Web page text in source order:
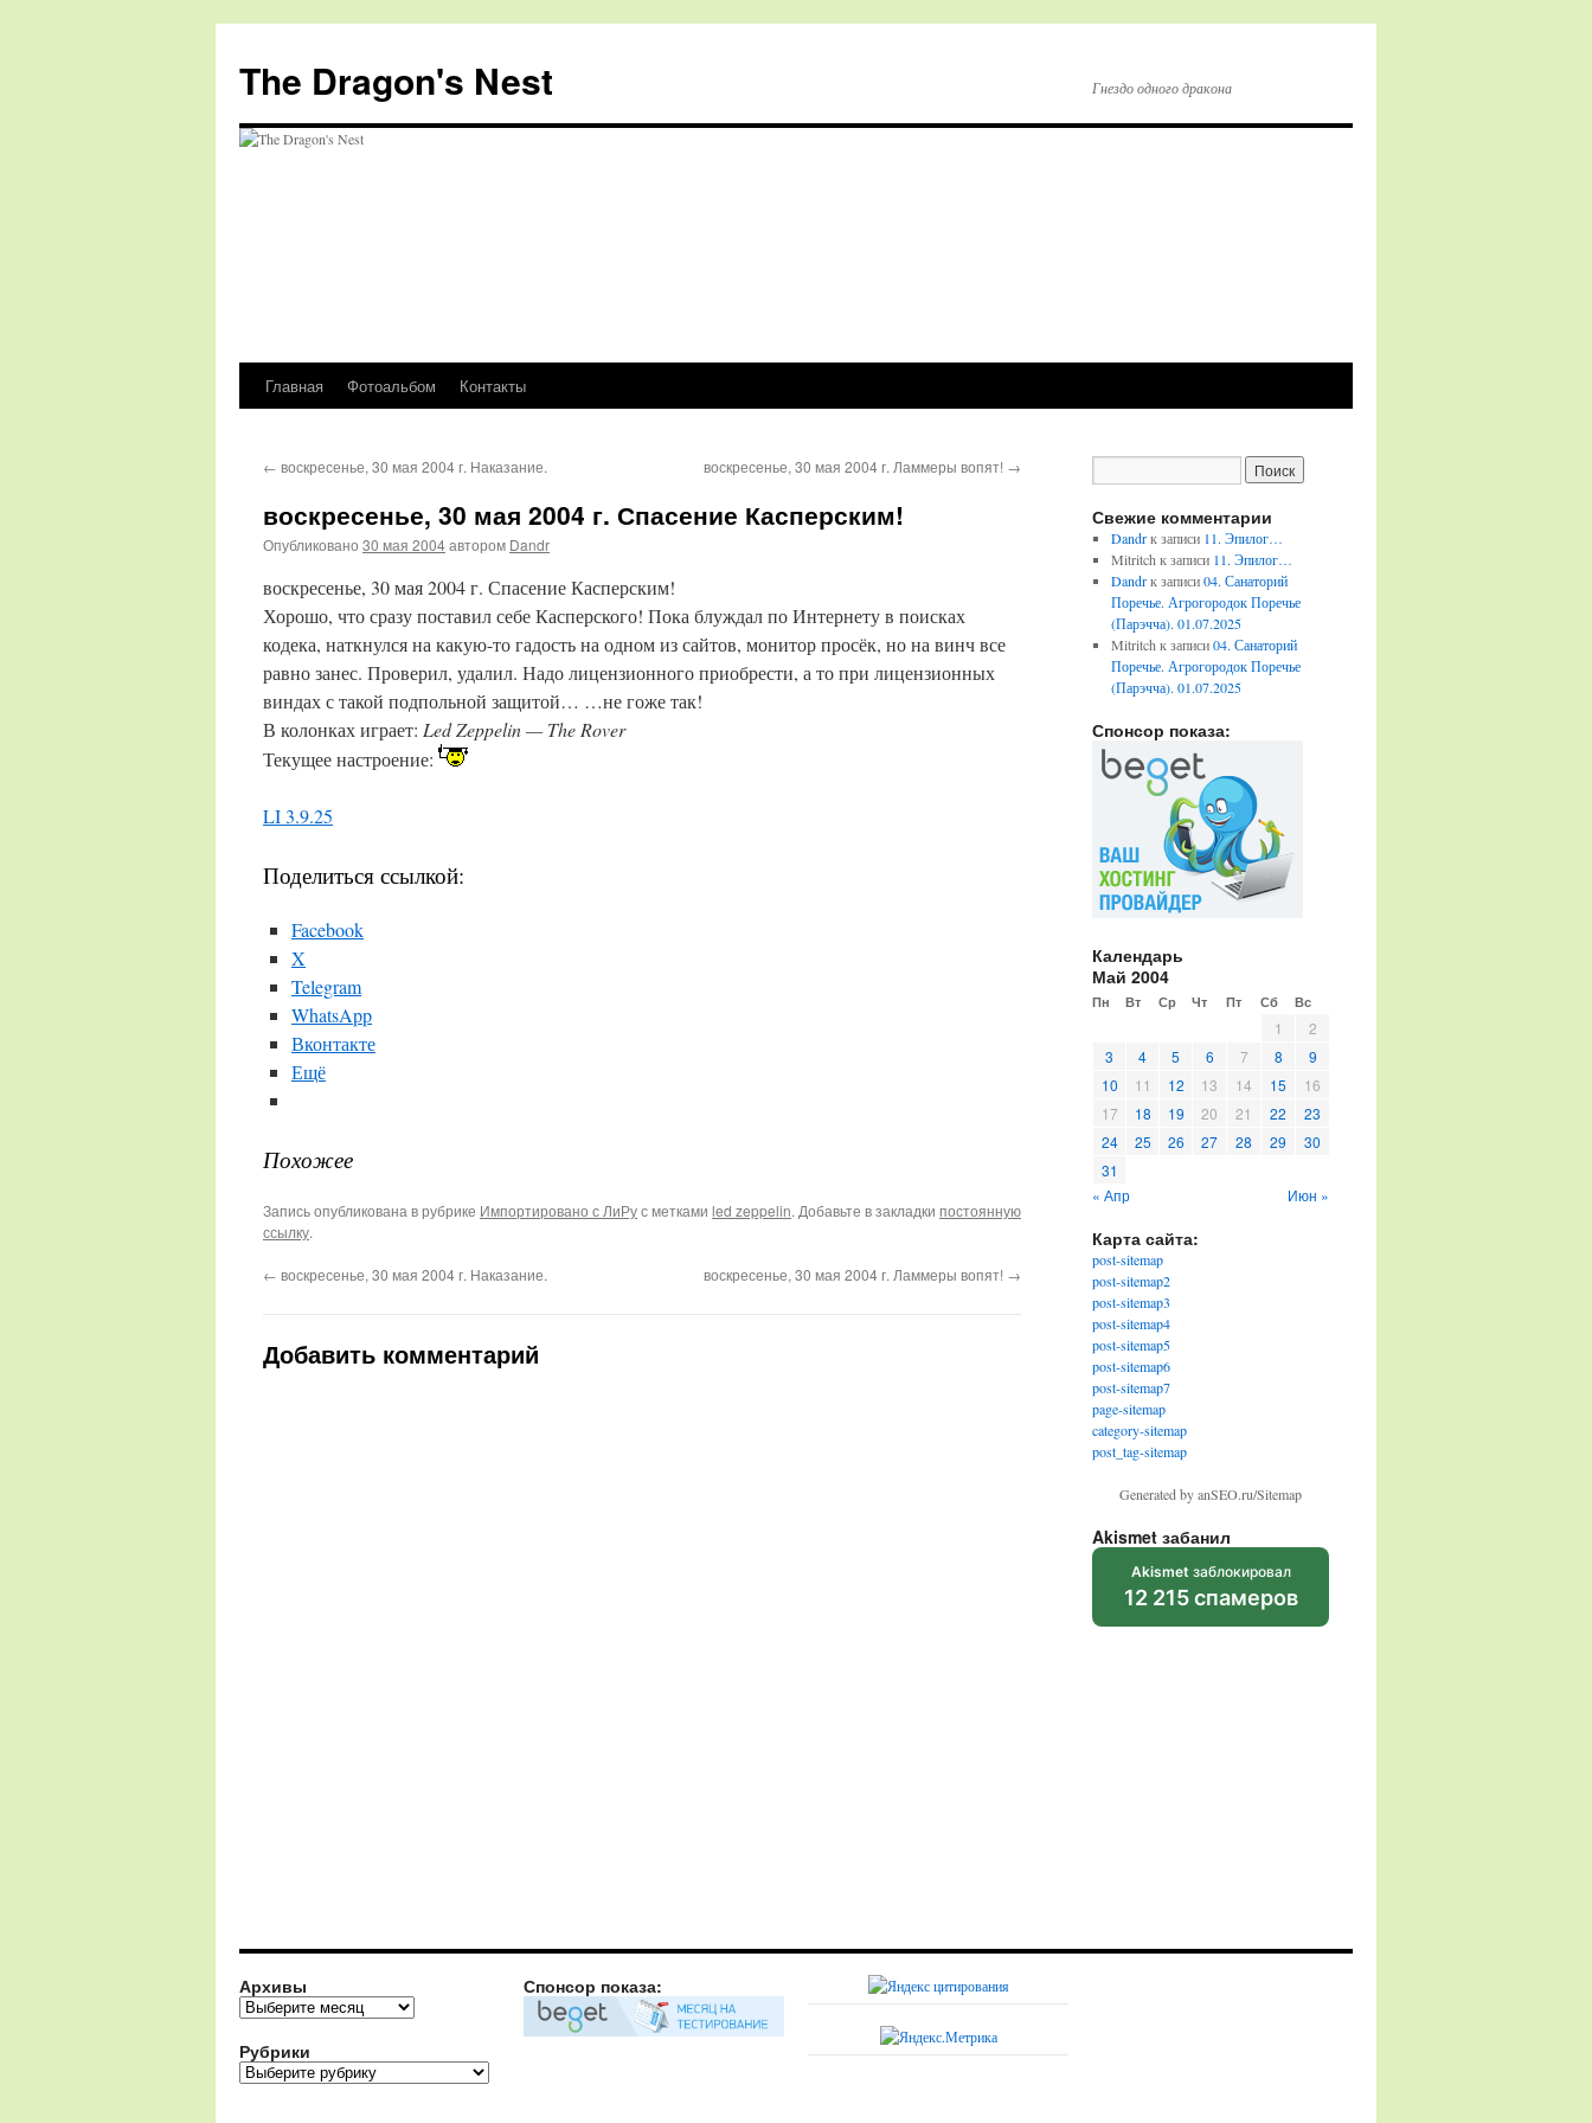
The Dragon's Nest Гнездо одного дракона
Перейти
содержимому
Главная Фотоальбом Контакты
← воскресенье, 30 мая 2004 г. Наказание. воскресенье, 30 мая 2004 г. Ламмеры вопят! →
воскресенье, 30 мая 2004 г. Спасение Касперским!
Опубликовано 30 мая 2004автором Dandr
воскресенье, 30 мая 2004 г. Спасение Касперским!
Хорошо, что сразу поставил себе Касперского! Пока блуждал по Интернету в поисках
кодека, наткнулся на какую-то гадость на одном из сайтов, монитор просёк, но на винч все
равно занес. Проверил, удалил. Надо лицензионного приобрести, а то при лицензионных
виндах с такой подпольной защитой… …не гоже так!
В колонках играет: Led Zeppelin — The Rover
Текущее настроение:
LI 3.9.25
Поделиться ссылкой:
Facebook
X
Telegram
WhatsApp
Вконтакте
Ещё
Похожее
Запись опубликована в рубрике Импортировано с ЛиРус метками led zeppelin. Добавьте в закладки постоянную
ссылку.
← воскресенье, 30 мая 2004 г. Наказание. воскресенье, 30 мая 2004 г. Ламмеры вопят! →
Добавить комментарий
Свежие комментарии
Dandrк записи 11. Эпилог…
Mitritch к записи 11. Эпилог…
Dandrк записи04. Санаторий
Поречье. Агрогородок Поречье
(Парэчча). 01.07.2025
Mitritch к записи04. Санаторий
Поречье. Агрогородок Поречье
(Парэчча). 01.07.2025
Спонсор показа:
Календарь
Май 2004
Пн Вт Ср Чт Пт Сб Вс
1
2
3
4 5 6 7 8
9
10
11 12 13 14 15
16
17
18 19 20 21 22
23
24
25 26 27 28 29
30
31
« Апр
Июн »
Карта сайта:
post-sitemap
post-sitemap2
post-sitemap3
post-sitemap4
post-sitemap5
post-sitemap6
post-sitemap7
page-sitemap
category-sitemap
post_tag-sitemap
Generated by anSEO.ru/Sitemap
Akismet забанил
Akismet заблокировал
12 215 спамеров
Архивы
Архивы
Рубрики
Рубрики
Спонсор показа: